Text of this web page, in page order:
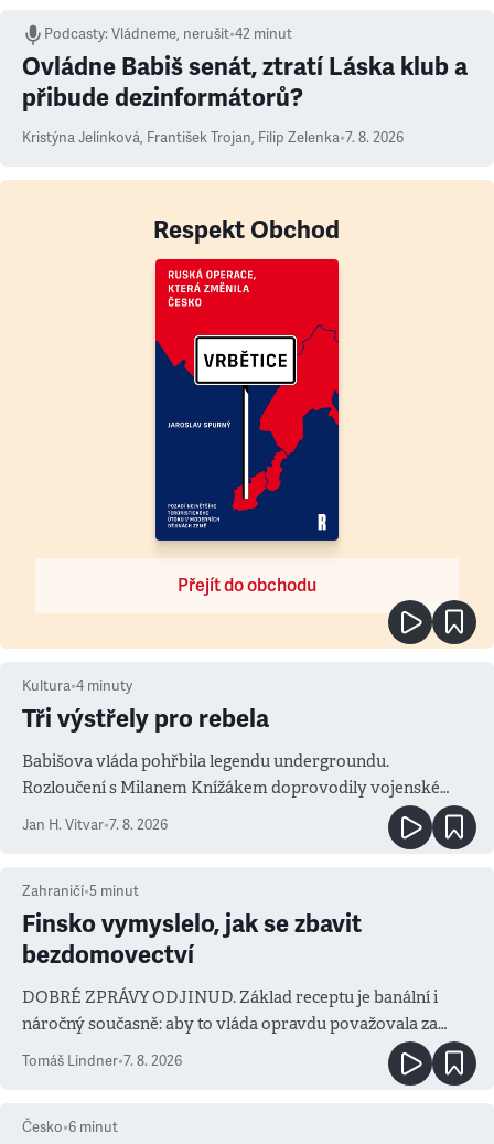
Podcasty:Vládneme, nerušit•42 minut
Ovládne Babiš senát, ztratí Láska klub a
přibude dezinformátorů?
Kristýna Jelínková, František Trojan, Filip Zelenka•7. 8. 2026
Respekt Obchod
Přejít do obchodu
Kultura•4 minuty
Tři výstřely pro rebela
Babišova vláda pohřbila legendu undergroundu.
Rozloučení s Milanem Knížákem doprovodily vojenské
salvy i kritika pokrokářů
Jan H. Vitvar•7. 8. 2026
Zahraničí•5 minut
Finsko vymyslelo, jak se zbavit
bezdomovectví
DOBRÉ ZPRÁVY ODJINUD. Základ receptu je banální i
náročný současně: aby to vláda opravdu považovala za
prioritu
Tomáš Lindner•7. 8. 2026
Česko•6 minut